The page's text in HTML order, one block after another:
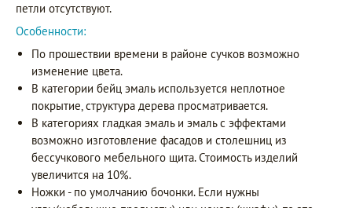
петли отсутствуют.
Особенности:
По прошествии времени в районе сучков возможно
изменение цвета.
В категории бейц эмаль используется неплотное
покрытие, структура дерева просматривается.
В категориях гладкая эмаль и эмаль с эффектами
возможно изготовление фасадов и столешниц из
бессучкового мебельного щита. Стоимость изделий
увеличится на 10%.
Ножки - по умолчанию бочонки. Если нужны